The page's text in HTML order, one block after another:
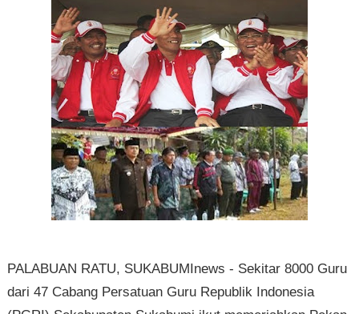
A+
PALABUAN RATU, SUKABUMInews - Sekitar 8000 Guru
dari 47 Cabang Persatuan Guru Republik Indonesia